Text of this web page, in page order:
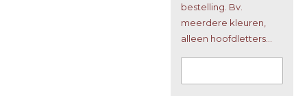
bestelling. Bv.
meerdere kleuren,
alleen hoofdletters...